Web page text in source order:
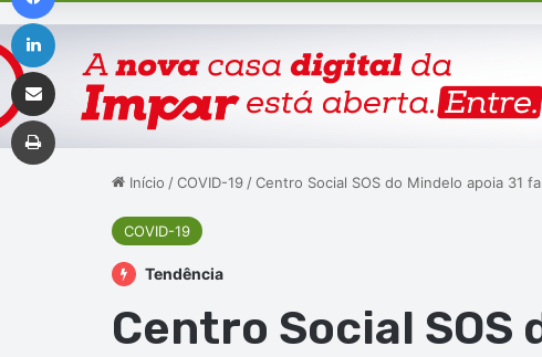
Início / COVID-19 / Centro Social SOS do Mindelo apoia 31
COVID-19
Tendência
Centro Social
Linkedin
Imprimir